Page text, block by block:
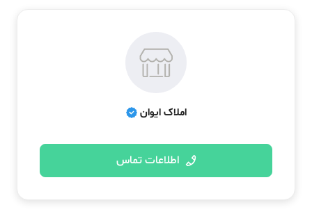
املاک ایوان
اطلاعات تماس